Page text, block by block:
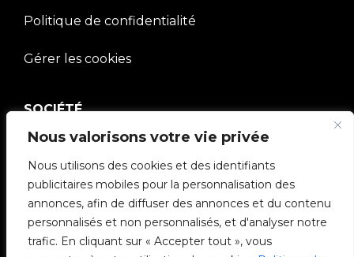
Nous valorisons votre vie privée
Nous utilisons des cookies et des identifiants
publicitaires mobiles pour la personnalisation des
annonces, afin de diffuser des annonces et du contenu
personnalisés et non personnalisés, et d'analyser notre
trafic. En cliquant sur « Accepter tout », vous
Politique de confidentialité
Gérer les cookies
SOCIÉTÉ
Communauté V2C
e-Chargers
V2C Cloud